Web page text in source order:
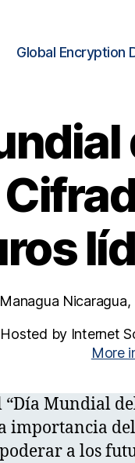
Global Encryption
Hosted by Internet
More
“Día Mundial
importancia
a los